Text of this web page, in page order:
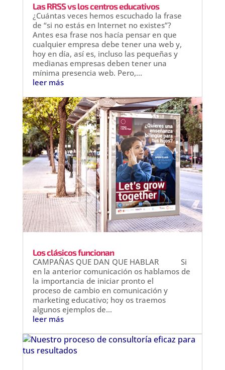
Las RRSS vs los centros educativos
¿Cuántas veces hemos escuchado la frase
de “si no estás en Internet no existes”?
Antes esa frase nos hacía pensar en que
cualquier empresa debe tener una web y,
hoy en día, así es, incluso las pequeñas y
medianas empresas deben tener una
mínima presencia web. Pero,...
leer más
Los clásicos funcionan
CAMPAÑAS QUE DAN QUE HABLAR Si
en la anterior comunicación os hablamos de
la importancia de iniciar pronto el
proceso de cambio en comunicación y
marketing educativo; hoy os traemos
algunos ejemplos de...
leer más